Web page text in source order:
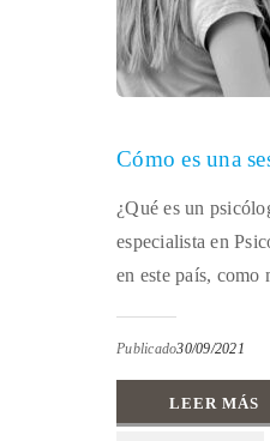
Cómo es una
¿Qué es un
especialista en
en este país, como
Publicado30/09/2021
LEER MÁS